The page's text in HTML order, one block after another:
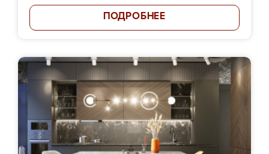
ПОДРОБНЕЕ